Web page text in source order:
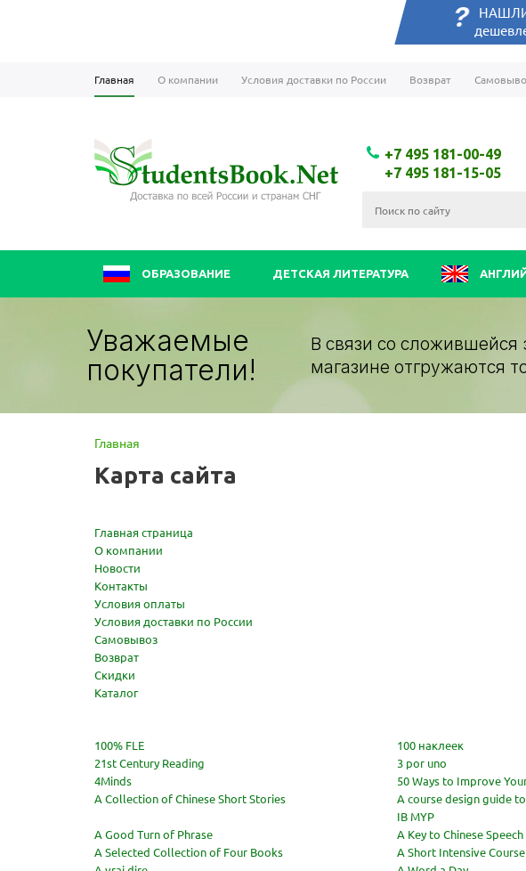
Главная О компании Условия доставки по России Возврат
+7 495 181-00-49
+7 495 181-15-05
ОБРАЗОВАНИЕ ДЕТСКАЯ ЛИТЕРАТУРА
Уважаемые
покупатели!
В связи со
магазине отгружаются
Главная
Карта сайта
Главная страница
О компании
Новости
Контакты
Условия оплаты
Условия доставки по России
Самовывоз
Возврат
Скидки
Каталог
100% FLE 100 наклеек
21st Century Reading
3 por uno
4Minds
50 Ways to Improve
A Collection of Chinese Short Stories
A course design guide
IB MYP
A Good Turn of Phrase A Key to Chinese
A Selected Collection of Four Books
A Short Intensive